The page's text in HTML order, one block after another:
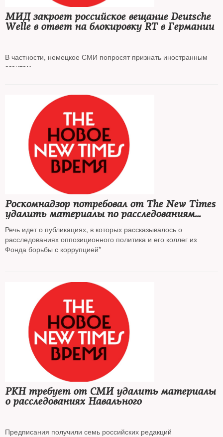
МИД закроет российское вещание Deutsche
Welle в ответ на блокировку RT в Германии
В частности, немецкое СМИ попросят признать иностранным
агентом
Роскомнадзор потребовал от The New Times
удалить материалы по расследованиям
Навального
Речь идет о публикациях, в которых рассказывалось о
расследованиях оппозиционного политика и его коллег из
Фонда борьбы с коррупцией*
РКН требует от СМИ удалить материалы
о расследованиях Навального
Предписания получили семь российских редакций